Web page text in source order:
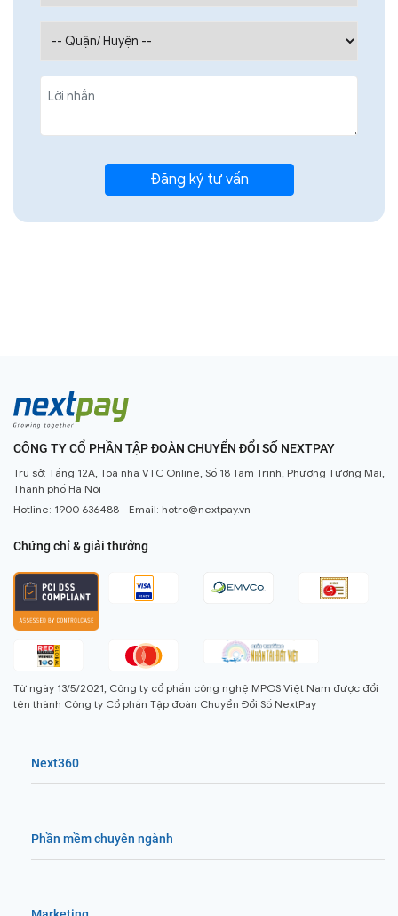
CÔNG TY CỔ PHẦN TẬP ĐOÀN CHUYỂN ĐỔI SỐ NEXTPAY
Trụ sở: Tầng 12A, Tòa nhà VTC Online, Số 18 Tam Trinh, Phường Tương Mai,
Thành phố Hà Nội
Hotline: 1900 636488 - Email: hotro@nextpay.vn
Chứng chỉ & giải thưởng
Từ ngày 13/5/2021, Công ty cổ phần công nghệ MPOS Việt Nam được đổi
tên thành Công ty Cổ phần Tập đoàn Chuyển Đổi Số NextPay
Next360
Phần mềm chuyên ngành